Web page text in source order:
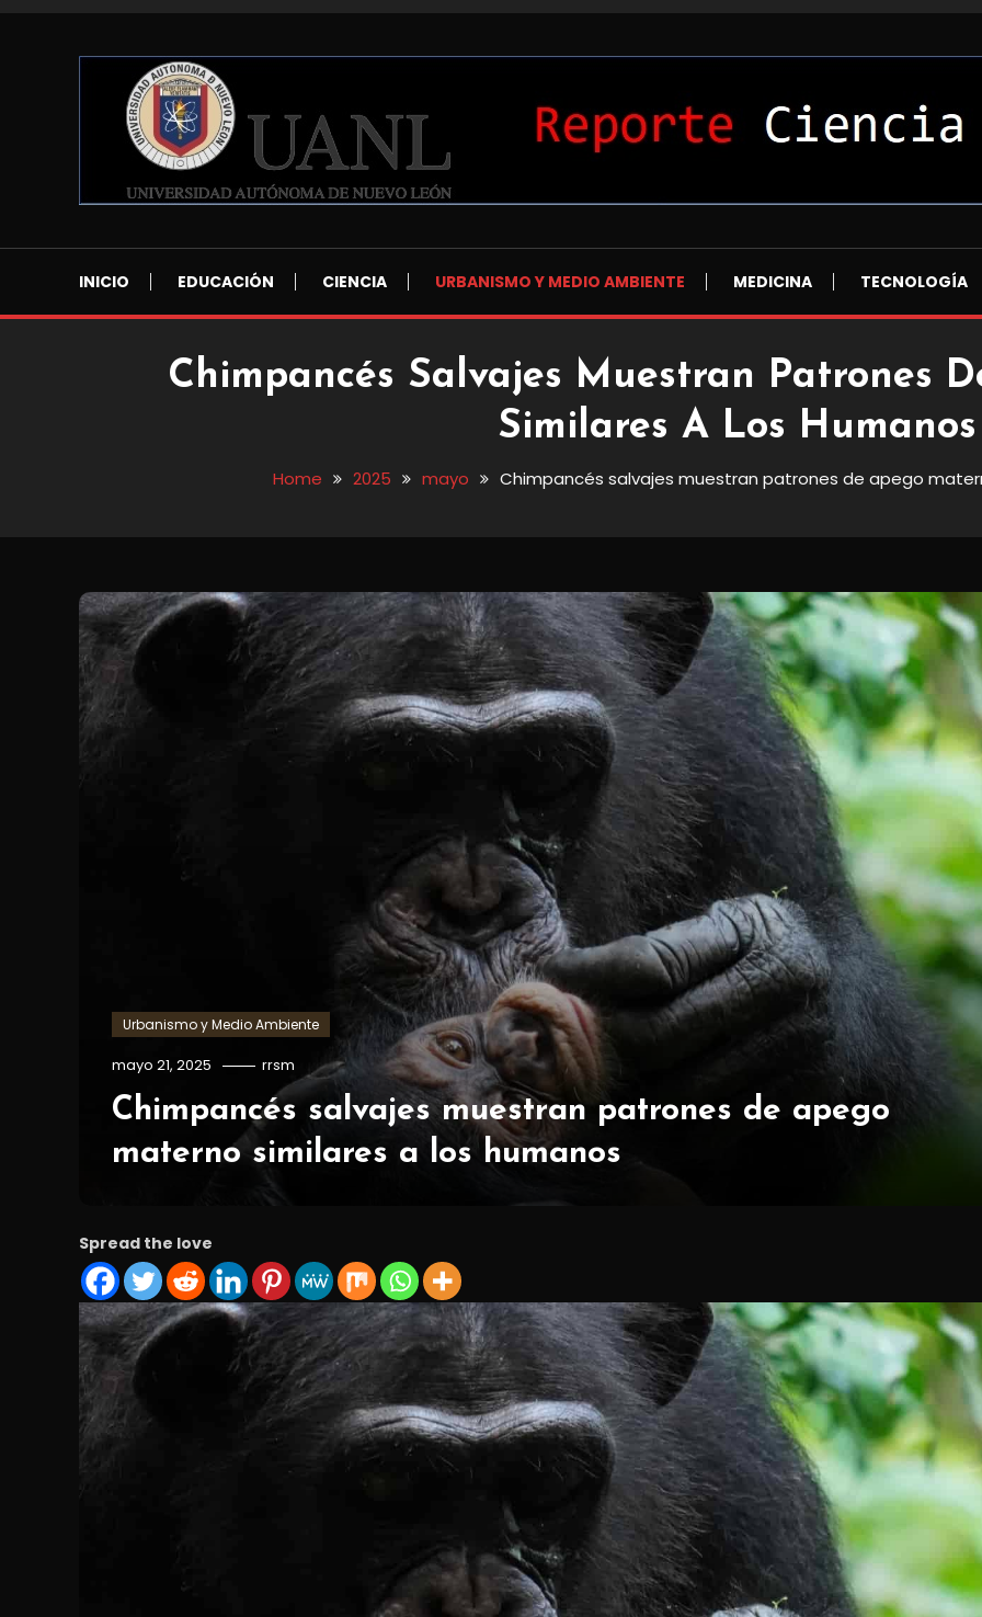
INICIO EDUCACIÓN CIENCIA URBANISMO Y MEDIO AMBIENTE MEDICINA TECNOLOGÍA
Chimpancés Salvajes Muestran Patrones
Similares A Los Humanos
Home 2025 mayo Chimpancés salvajes muestran patrones de apego
Urbanismo y Medio Ambiente
mayo 21, 2025 rrsm
Chimpancés salvajes muestran patrones de apego
materno similares a los humanos
Spread the love